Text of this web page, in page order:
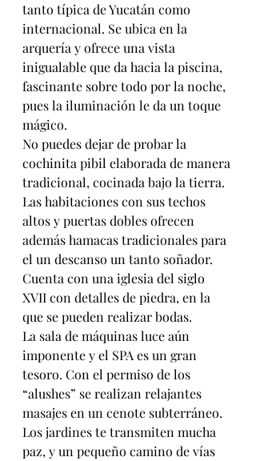
tanto típica de Yucatán como
internacional. Se ubica en la
arquería y ofrece una vista
inigualable que da hacia la piscina,
fascinante sobre todo por la noche,
pues la iluminación le da un toque
mágico.
No puedes dejar de probar la
cochinita pibil elaborada de manera
tradicional, cocinada bajo la tierra.
Las habitaciones con sus techos
altos y puertas dobles ofrecen
además hamacas tradicionales para
el un descanso un tanto soñador.
Cuenta con una iglesia del siglo
XVII con detalles de piedra, en la
que se pueden realizar bodas.
La sala de máquinas luce aún
imponente y el SPA es un gran
tesoro. Con el permiso de los
“alushes” se realizan relajantes
masajes en un cenote subterráneo.
Los jardines te transmiten mucha
paz, y un pequeño camino de vías